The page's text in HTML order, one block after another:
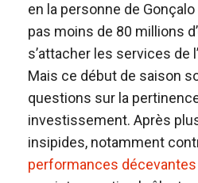
en la personne de
pas moins de 80 millions
s’attacher les services de
Mais ce début de saison
questions sur la
investissement. Après
insipides, notamment
performances décevantes